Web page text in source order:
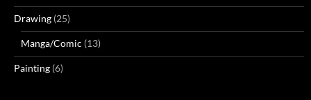
Drawing (25)
Manga/Comic (13)
Painting (6)